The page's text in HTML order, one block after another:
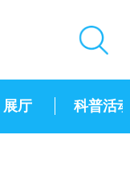
展厅 科普活